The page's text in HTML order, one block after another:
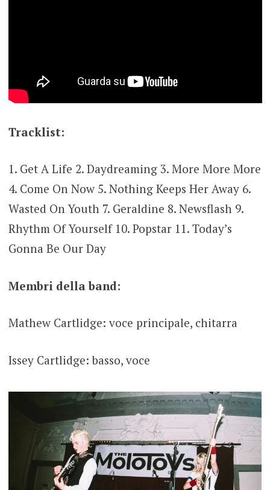
Tracklist:
1. Get A Life 2. Daydreaming 3. More More More
4. Come On Now 5. Nothing Keeps Her Away 6.
Wasted On Youth 7. Geraldine 8. Newsflash 9.
Rhythm Of Yourself 10. Popstar 11. Today’s
Gonna Be Our Day
Membri della band:
Mathew Cartlidge: voce principale, chitarra
Issey Cartlidge: basso, voce